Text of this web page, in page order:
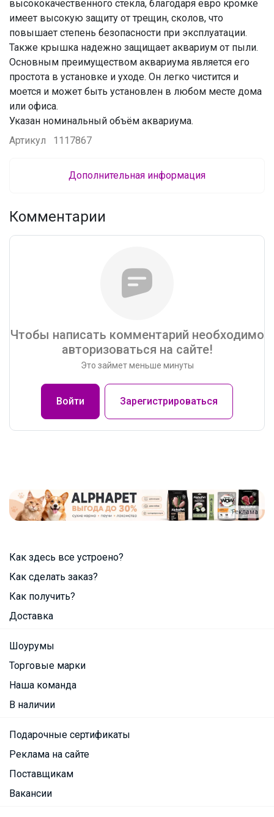
высококачественного стекла, благодаря евро кромке
имеет высокую защиту от трещин, сколов, что
повышает степень безопасности при эксплуатации.
Также крышка надежно защищает аквариум от пыли.
Основным преимуществом аквариума является его
простота в установке и уходе. Он легко чистится и
моется и может быть установлен в любом месте дома
или офиса.
Указан номинальный объём аквариума.
Артикул
1117867
Дополнительная информация
Комментарии
Чтобы написать комментарий необходимо
авторизоваться на сайте!
Это займет меньше минуты
Войти Зарегистрироваться
Реклама
Как здесь все устроено?
Как сделать заказ?
Как получить?
Доставка
Шоурумы
Торговые марки
Наша команда
В наличии
Подарочные сертификаты
Реклама на сайте
Поставщикам
Вакансии